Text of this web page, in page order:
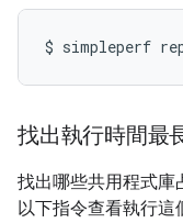
找出執行時間最
找出哪些共用程式庫
以下指令查看執行這